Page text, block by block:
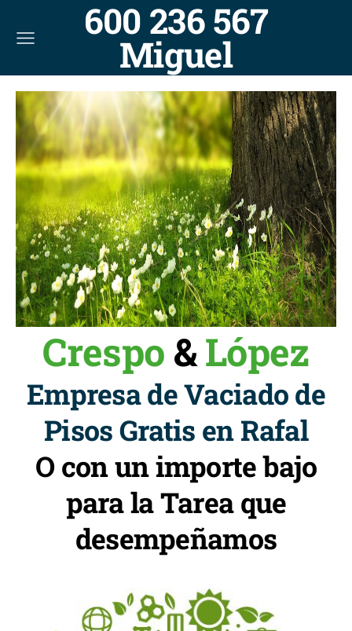
600 236 567
Miguel
Crespo &López
Empresa de Vaciado de
Pisos Gratis en Rafal
O con un importe bajo
para la Tarea que
desempeñamos